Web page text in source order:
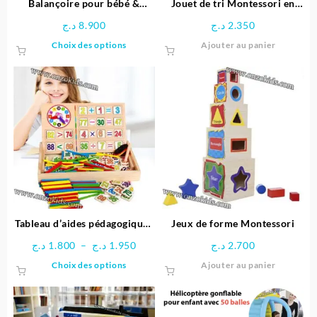
Balançoire pour bébé &
8.900 د.ج
Choix des options
options
peuvent
être
choisies
sur
page
produit
Jouet de tri Montessori en
2.350 د.ج
Ajouter au panier
Tableau d’aides pédagogiques
1.800 د.ج – 1.950 د.ج
Plage
1.800 د.ج
à
Choix des options
a
plusieurs
Jeux de forme Montessori
2.700 د.ج
Ajouter au panier